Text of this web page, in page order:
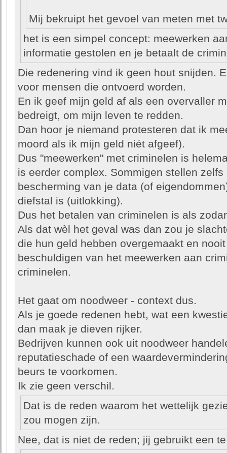
Mij bekruipt het gevoel van meten met
het is een simpel concept: meewerken
informatie gestolen en je betaalt de
Die redenering vind ik geen hout snijden.
voor mensen die ontvoerd worden.
En ik geef mijn geld af als een overvaller
bedreigt, om mijn leven te redden.
Dan hoor je niemand protesteren dat ik
moord als ik mijn geld niét afgeef).
Dus "meewerken" met criminelen is
is eerder complex. Sommigen stellen
bescherming van je data (of
diefstal is (uitlokking).
Dus het betalen van criminelen is als
Als dat wèl het geval was dan zou je
die hun geld hebben overgemaakt en
beschuldigen van het meewerken aan
criminelen.
Het gaat om noodweer - context dus.
Als je goede redenen hebt, wat een
dan maak je dieven rijker.
Bedrijven kunnen ook uit noodweer
reputatieschade of een
beurs te voorkomen.
Ik zie geen verschil.
Dat is de reden waarom het wettelijk
zou mogen zijn.
Nee, dat is niet de reden; jij gebruikt een